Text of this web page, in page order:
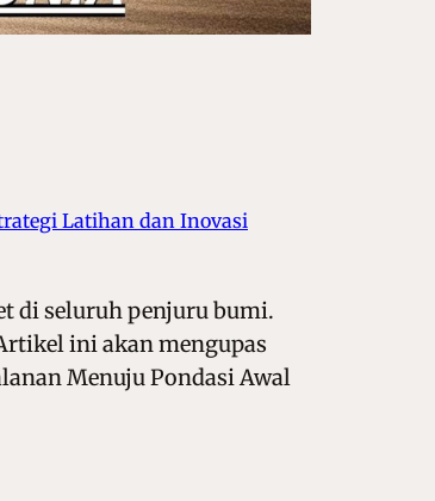
Latihan dan Inovasi
di seluruh penjuru bumi.
ini akan mengupas
Menuju Pondasi Awal